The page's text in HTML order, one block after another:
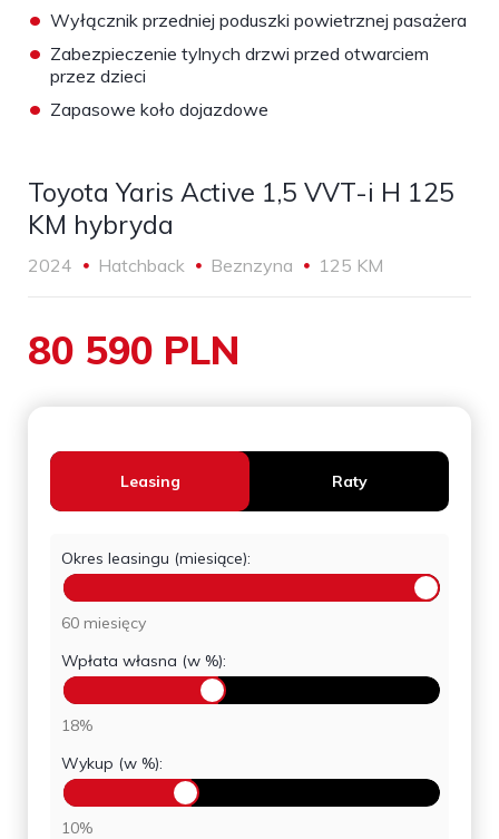
• Wyłącznik przedniej poduszki powietrznej pasażera
• Zabezpieczenie tylnych drzwi przed otwarciem
przez dzieci
• Zapasowe koło dojazdowe
Toyota Yaris Active 1,5 VVT-i H 125
KM hybryda
2024 Hatchback Beznzyna 125 KM
80 590 PLN
Leasing Raty
Okres leasingu (miesiące):
60 miesięcy
Wpłata własna (w %):
18%
Wykup (w %):
10%